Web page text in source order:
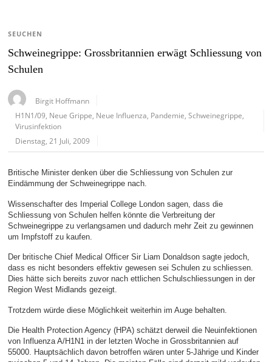
SEUCHEN
Schweinegrippe: Grossbritannien erwägt Schliessung von
Schulen
Birgit Hoffmann
H1N1/09 Neue Grippe Neue Influenza Pandemie ,Schweinegrippe
Virusinfektion
Dienstag, 21 Juli, 2009
Britische Minister denken über die Schliessung von Schulen zur
Eindämmung der Schweinegrippe nach.
Wissenschafter des Imperial College London sagen, dass die
Schliessung von Schulen helfen könnte die Verbreitung der
Schweinegrippe zu verlangsamen und dadurch mehr Zeit zu gewinnen
um Impfstoff zu kaufen.
Der britische Chief Medical Officer Sir Liam Donaldson sagte jedoch,
dass es nicht besonders effektiv gewesen sei Schulen zu schliessen.
Dies hätte sich bereits zuvor nach ettlichen Schulschliessungen in der
Region West Midlands gezeigt.
Trotzdem würde diese Möglichkeit weiterhin im Auge behalten.
Die Health Protection Agency (HPA) schätzt derweil die Neuinfektionen
von Influenza A/H1N1 in der letzten Woche in Grossbritannien auf
55000. Hauptsächlich davon betroffen wären unter 5-Jährige und Kinder